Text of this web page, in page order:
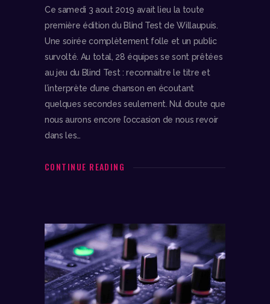
Ce samedi 3 aout 2019 avait lieu la toute
première édition du Blind Test de Willaupuis.
Une soirée complètement folle et un public
survolté. Au total, 28 équipes se sont prêtées
au jeu du Blind Test : reconnaitre le titre et
l’interprète d’une chanson en écoutant
quelques secondes seulement. Nul doute que
nous aurons encore l’occasion de nous revoir
dans les…
CONTINUE READING